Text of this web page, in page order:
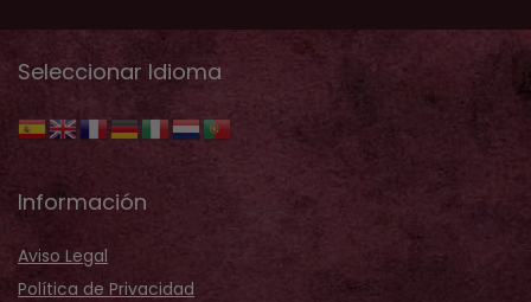
Seleccionar Idioma
Información
Aviso Legal
Política de Privacidad